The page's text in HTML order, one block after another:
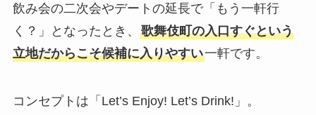
飲み会の二次会やデートの延長で「もう一軒行
く？」となったとき、 歌舞伎町の入口すぐという
立地だからこそ候補に入りやすい一軒です。
コンセプトは「Let’s Enjoy! Let’s Drink!」。